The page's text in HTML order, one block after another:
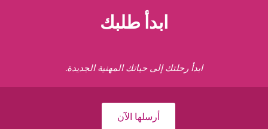
ابدأ طلبك
ابدأ رحلتك إلى حياتك المهنية الجديدة.
أرسلها الآن